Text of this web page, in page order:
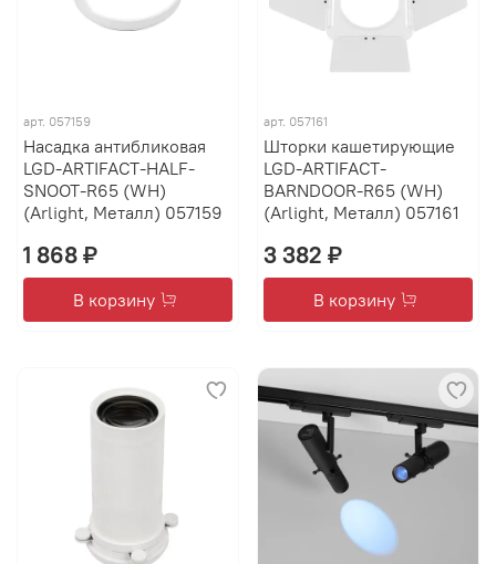
арт. 057159
Насадка антибликовая
LGD-ARTIFACT-HALF-
SNOOT-R65 (WH)
(Arlight, Металл) 057159
1 868 ₽
В корзину
арт. 057161
Шторки кашетирующие
LGD-ARTIFACT-
BARNDOOR-R65 (WH)
(Arlight, Металл) 057161
3 382 ₽
В корзину